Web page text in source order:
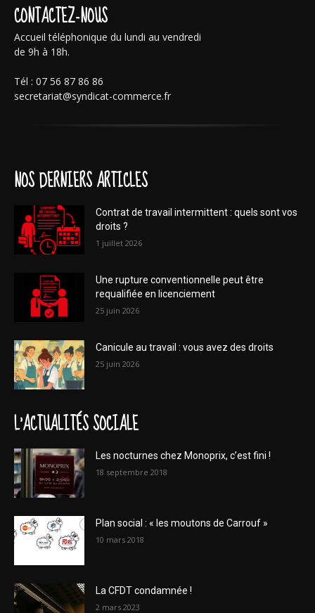
CONTACTEZ-NOUS
Accueil téléphonique du lundi au vendredi
de 9h à 18h.
Tél : 07 56 87 86 86
secretariat@syndicat-commerce.fr
NOS DERNIERS ARTICLES
Contrat de travail intermittent : quels sont vos
droits ?
1 juillet 2026
Une rupture conventionnelle peut être
requalifiée en licenciement
25 juin 2026
Canicule au travail : vous avez des droits
25 juin 2026
L'ACTUALITÉS SOCIALE
Les nocturnes chez Monoprix, c’est fini !
18 septembre 2018
Plan social : « les moutons de Carrouf »
10 mars 2018
La CFDT condamnée !
2 mars 2023